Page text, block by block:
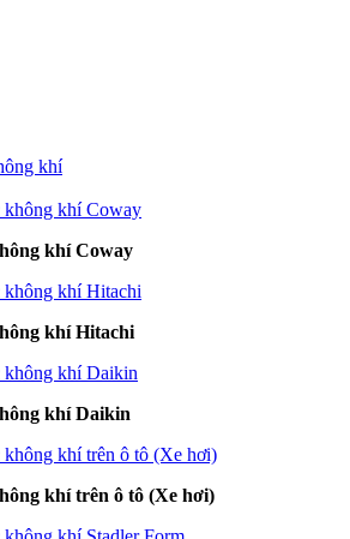
khí
khí Coway
khí Hitachi
khí Daikin
khí trên ô tô (Xe hơi)